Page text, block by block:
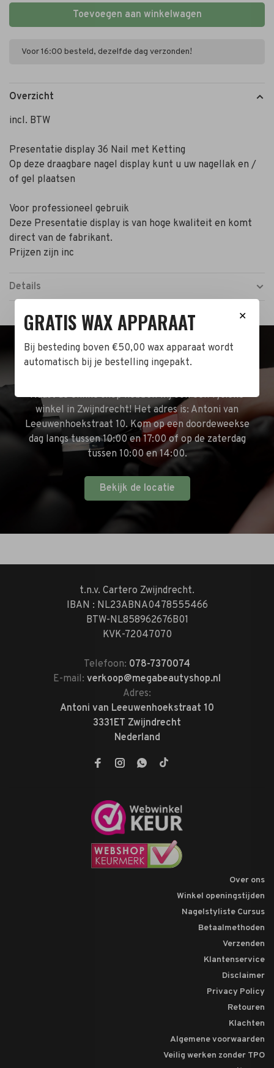
Toevoegen aan winkelwagen
Voor 16:00 besteld, dezelfde dag verzonden!
Overzicht
incl. BTW
Presentatie display 36 Nail met Ketting
Op deze draagbare nagel display kunt u uw nagellak en /
of gel plaatsen
Voor professioneel gebruik
Deze Presentatie display is van hoge kwaliteit en komt
direct van de fabrikant.
Prijzen zijn inc
Details
BEZOEK DE WINKEL!
Naast de online shop hebben wij ook een fysieke
winkel in Zwijndrecht! Het adres is: Antoni van
Leeuwenhoekstraat 10. Kom op een doordeweekse
dag langs tussen 10:00 en 17:00 of op de zaterdag
tussen 10:00 en 14:00.
Bekijk de locatie
t.n.v. Cartero Zwijndrecht.
IBAN : NL23ABNA0478555466
BTW-NL858962676B01
KVK-72047070
Telefoon: 078-7370074
E-mail: verkoop@megabeautyshop.nl
Adres:
Antoni van Leeuwenhoekstraat 10
3331ET Zwijndrecht
Nederland
Over ons
Winkel openingstijden
Nagelstyliste Cursus
Betaalmethoden
Verzenden
Klantenservice
Disclaimer
Privacy Policy
Retouren
Klachten
Algemene voorwaarden
Veilig werken zonder TPO
✕
GRATIS WAX APPARAAT
Bij besteding boven €50,00 wax apparaat wordt
automatisch bij je bestelling ingepakt.